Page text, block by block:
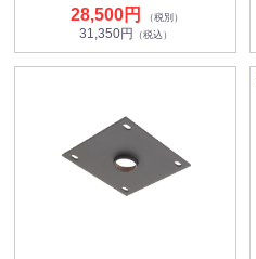
28,500円 （税別）
31,350円 （税込）